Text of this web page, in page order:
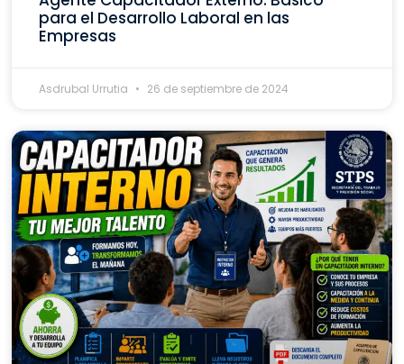
para el Desarrollo Laboral en las
Empresas
Asdrubal Urrutia 26 de septiembre de 2024